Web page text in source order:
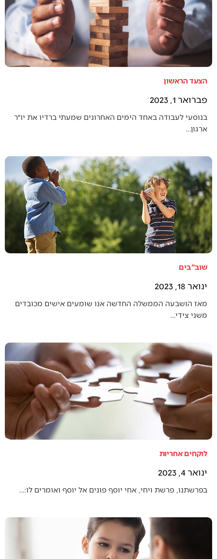
הצעד הראשון
פברואר 1, 2023
בנוסעי לעבודה באחד הימים האחרונים שמעתי ברדיו את יו״ר
ארגון…
שוב"בים
ינואר 18, 2023
מאז הושבעה הממשלה החדשה אנו שומעים אישים מכובדים
משני צידי…
לוקחים אחריות
ינואר 4, 2023
בפרשתנו, פרשת ויחי, אחי יוסף פונים אל יוסף ואומרים לו:…